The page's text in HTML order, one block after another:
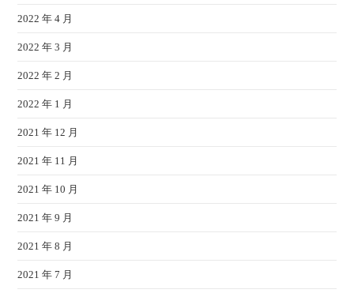
2022 年 4 月
2022 年 3 月
2022 年 2 月
2022 年 1 月
2021 年 12 月
2021 年 11 月
2021 年 10 月
2021 年 9 月
2021 年 8 月
2021 年 7 月